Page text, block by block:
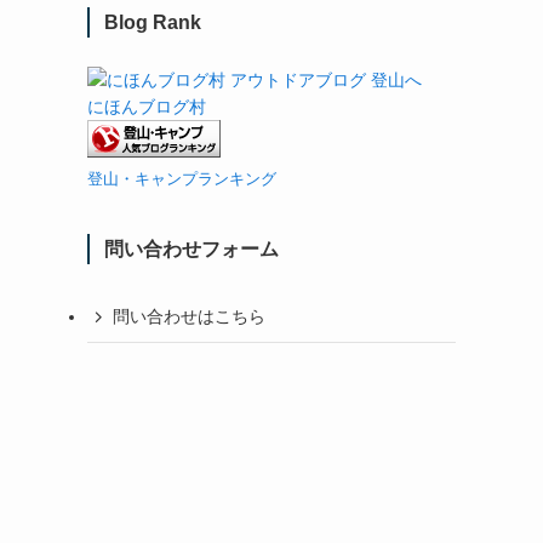
Blog Rank
にほんブログ村
登山・キャンプランキング
問い合わせフォーム
問い合わせはこちら